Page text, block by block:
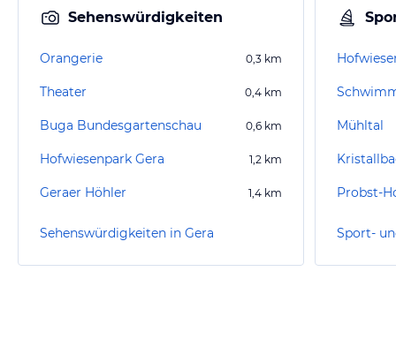
Sehenswürdigkeiten
Orangerie 0,3 km
Theater 0,4 km
Buga Bundesgartenschau 0,6 km
Hofwiesenpark Gera 1,2 km
Geraer Höhler 1,4 km
Sehenswürdigkeiten in Gera
Mühltal
Probst-
Sport-